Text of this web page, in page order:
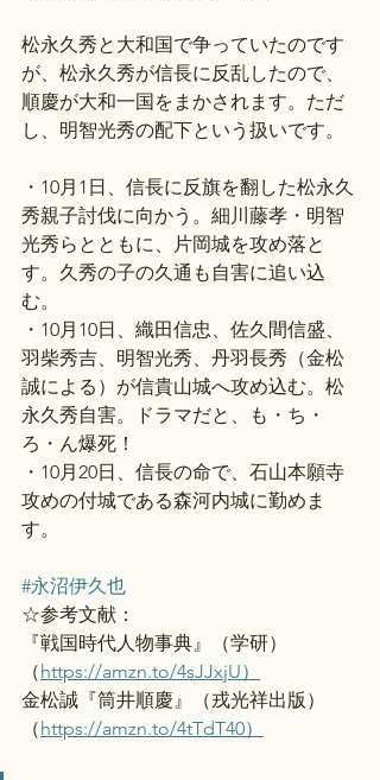
松永久秀と大和国で争っていたのです
が、松永久秀が信長に反乱したので、
順慶が大和一国をまかされます。ただ
し、明智光秀の配下という扱いです。
・10月1日、信長に反旗を翻した松永久
秀親子討伐に向かう。細川藤孝・明智
光秀らとともに、片岡城を攻め落と
す。久秀の子の久通も自害に追い込
む。
・10月10日、織田信忠、佐久間信盛、
羽柴秀吉、明智光秀、丹羽長秀（金松
誠による）が信貴山城へ攻め込む。松
永久秀自害。ドラマだと、も・ち・
ろ・ん爆死！
・10月20日、信長の命で、石山本願寺
攻めの付城である森河内城に勤めま
す。
#永沼伊久也
☆参考文献：
『戦国時代人物事典』（学研）
（https://amzn.to/4sJJxjU）
金松誠『筒井順慶』（戎光祥出版）
（https://amzn.to/4tTdT40）